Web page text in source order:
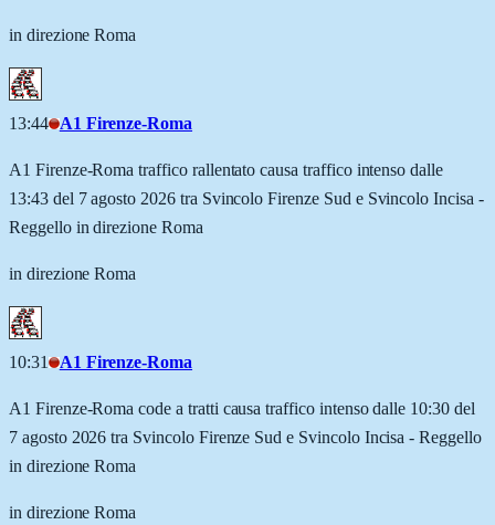
in direzione Roma
13:44 A1 Firenze-Roma
A1 Firenze-Roma traffico rallentato causa traffico intenso dalle
13:43 del 7 agosto 2026 tra Svincolo Firenze Sud e Svincolo Incisa -
Reggello in direzione Roma
in direzione Roma
10:31 A1 Firenze-Roma
A1 Firenze-Roma code a tratti causa traffico intenso dalle 10:30 del
7 agosto 2026 tra Svincolo Firenze Sud e Svincolo Incisa - Reggello
in direzione Roma
in direzione Roma